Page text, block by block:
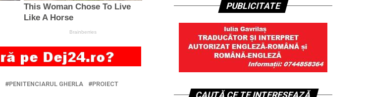
PENITENCIARUL GHERLA
PROIECT
PUBLICITATE
CAUTĂ CE TE INTERESEAZĂ